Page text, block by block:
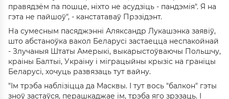
правядзём па пошце, ніхто не асудзіць - пандэмія". Я на
гэта не пайшоў", - канстатаваў Прэзідэнт.
На сумесным пасяджэнні Аляксандр Лукашэнка заявіў,
што абстаноўка вакол Беларусі застаецца неспакойнай
- Злучаныя Штаты Амерыкі, выкарыстоўваючы Польшчу,
краіны Балтыі, Украіну і міграцыйны крызіс на граніцы
Беларусі, хочуць развязаць тут вайну.
"Ім трэба наблізіцца да Масквы. І тут вось "балкон" гэты
зноў застаўся, перашкаджае ім, трэба яго зрэзаць. І